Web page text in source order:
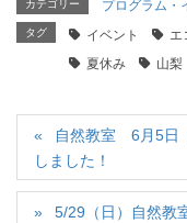
カテゴリー プログラム・
タグ イベント エ
夏休み
山梨
自然教室 6月5日
しました！
5/29（日）自然教